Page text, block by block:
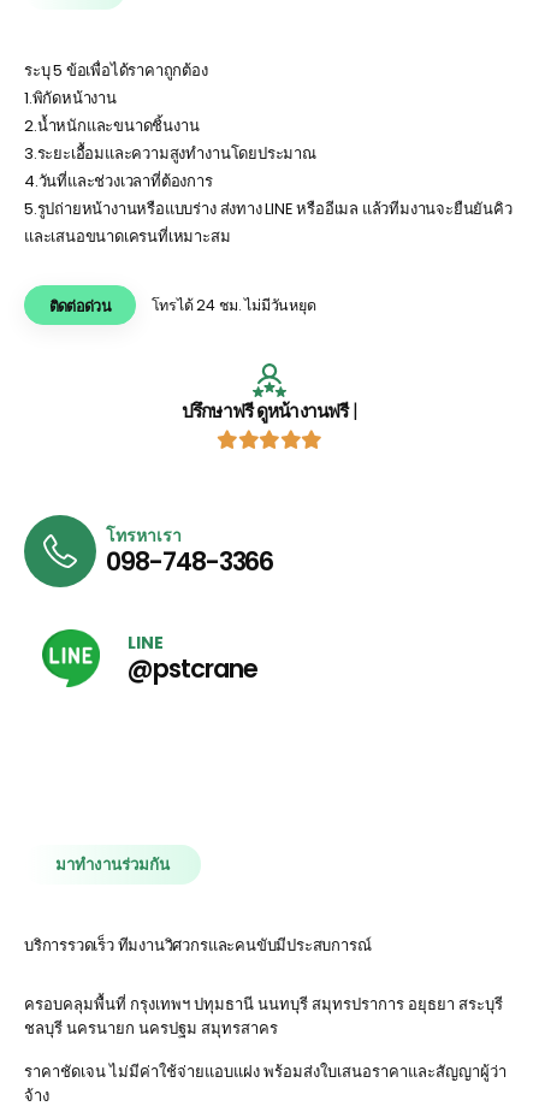
ระบุ 5 ข้อเพื่อได้ราคาถูกต้อง
1.พิกัดหน้างาน
2.น้ำหนักและขนาดชิ้นงาน
3.ระยะเอื้อมและความสูงทำงานโดยประมาณ
4.วันที่และช่วงเวลาที่ต้องการ
5.รูปถ่ายหน้างานหรือแบบร่าง ส่งทาง LINE หรืออีเมล แล้วทีมงานจะยืนยันคิว
และเสนอขนาดเครนที่เหมาะสม
ติดต่อด่วน โทรได้ 24 ชม. ไม่มีวันหยุด
ปรึกษาฟรี ดูหน้างานฟรี|
โทรหาเรา
098-748-3366
LINE
@pstcrane
มาทำงานร่วมกัน
บริการรวดเร็ว ทีมงานวิศวกรและคนขับมีประสบการณ์
ครอบคลุมพื้นที่ กรุงเทพฯ ปทุมธานี นนทบุรี สมุทรปราการ อยุธยา สระบุรี
ชลบุรี นครนายก นครปฐม สมุทรสาคร
ราคาชัดเจน ไม่มีค่าใช้จ่ายแอบแฝง พร้อมส่งใบเสนอราคาและสัญญาผู้ว่า
จ้าง